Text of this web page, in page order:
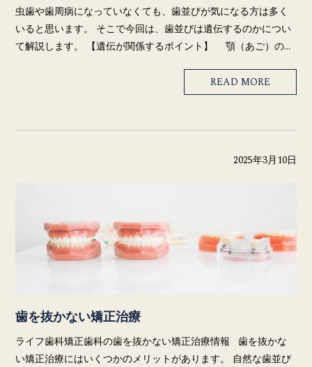
虫歯や歯周病になっていなくても、歯並びが気になる方は多く
いると思います。 そこで今回は、歯並びは遺伝するのかについ
て解説します。 【遺伝が関係するポイント】 顎（あご）の…
READ MORE
2025年3月10日
歯を抜かない矯正治療
ライフ歯科矯正歯科の歯を抜かない矯正治療情報 歯を抜かな
い矯正治療にはいくつかのメリットがあります。 自然な歯並び